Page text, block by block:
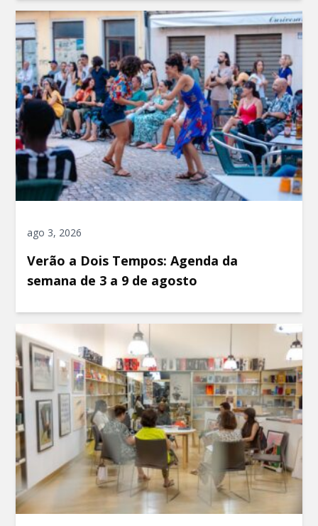
ago 3, 2026
Verão a Dois Tempos: Agenda da
semana de 3 a 9 de agosto